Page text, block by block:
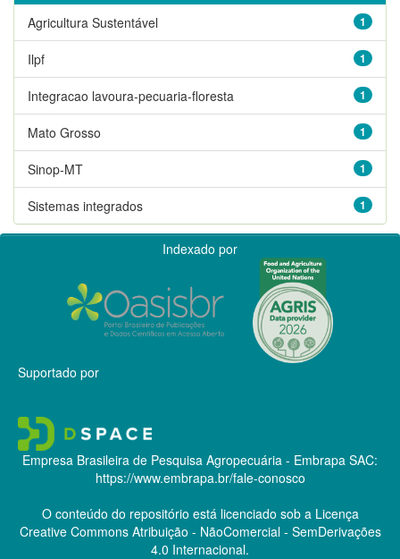
1
Agricultura Sustentável
1
Ilpf
1
Integracao lavoura-pecuaria-floresta
1
Mato Grosso
1
Sinop-MT
1
Sistemas integrados
Indexado por
Suportado por
Empresa Brasileira de Pesquisa Agropecuária - Embrapa SAC:
https://www.embrapa.br/fale-conosco
O conteúdo do repositório está licenciado sob a Licença
Creative CommonsAtribuição - NãoComercial - SemDerivações
4.0 Internacional.